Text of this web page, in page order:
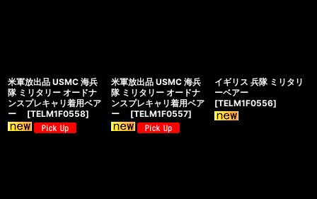
米軍放出品 USMC 海兵
隊 ミリタリー オードナ
ンスプレキャリ着用ベア
ー
[TELM1F0558]
米軍放出品 USMC 海兵
隊 ミリタリー オードナ
ンスプレキャリ着用ベア
ー
[TELM1F0557]
イギリス 兵隊 ミリタリ
ーベアー
[TELM1F0556]